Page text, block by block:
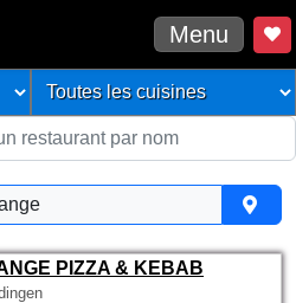
Menu
PIZZA & KEBAB